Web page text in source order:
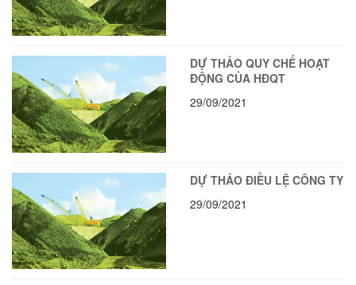
DỰ THẢO QUY CHẾ HOẠT
ĐỘNG CỦA HĐQT
29/09/2021
DỰ THẢO ĐIỀU LỆ CÔNG TY
29/09/2021